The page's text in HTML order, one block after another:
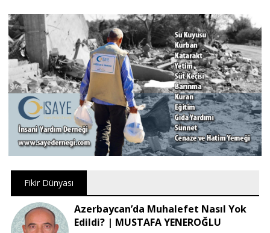
Fikir Dünyası
Azerbaycan’da Muhalefet Nasıl Yok
Edildi? | MUSTAFA YENEROĞLU